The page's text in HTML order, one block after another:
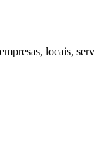
locais,